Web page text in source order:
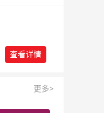
查看详情
更多>